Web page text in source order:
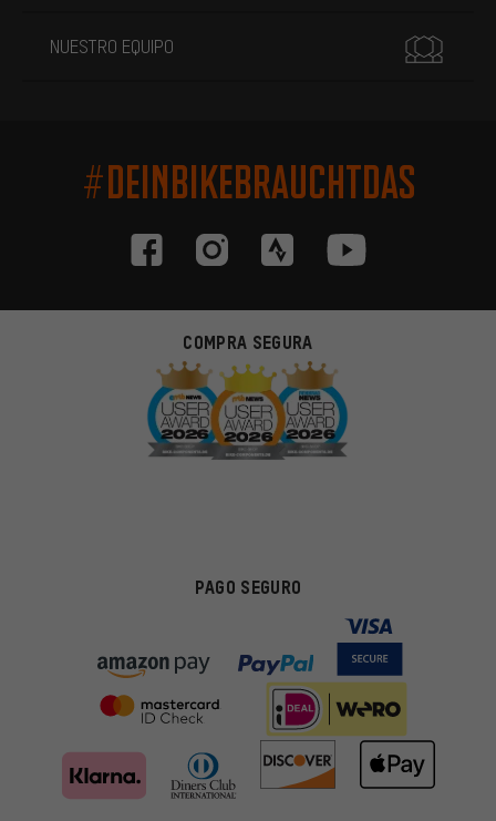
NUESTRO EQUIPO
#DEINBIKEBRAUCHTDAS
COMPRA SEGURA
PAGO SEGURO